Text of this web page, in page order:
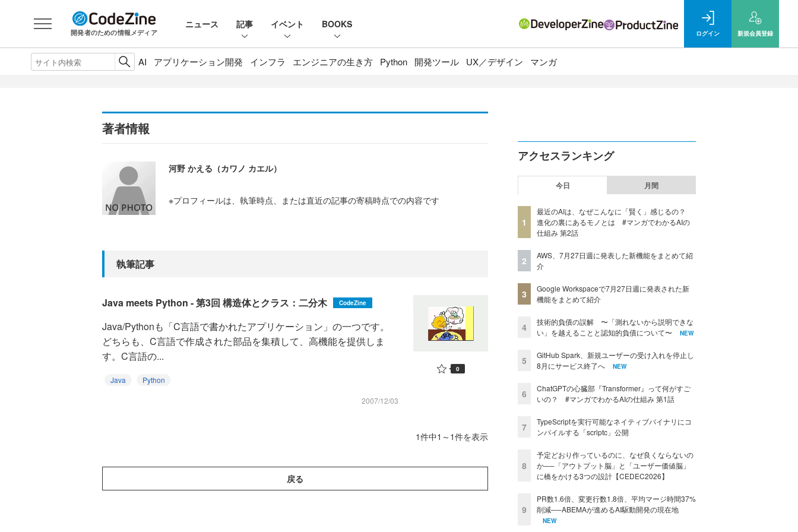
開発者のための情報メディア
ニュース 記事 イベント BOOKS
ログイン 新規会員登録
AI アプリケーション開発 インフラ エンジニアの生き方 Python 開発ツール UX／デザイン マンガ
著者情報
河野 かえる（カワノ カエル）
※プロフィールは、執筆時点、または直近の記事の寄稿時点での内容です
執筆記事
Java meets Python - 第3回 構造体とクラス：二分木 CodeZine
Java/Pythonも「C言語で書かれたアプリケーション」の一つです。
どちらも、C言語で作成された部品を集積して、高機能を提供しま
す。C言語の...
Java Python
2007/12/03
0
1件中1～1件を表示
戻る
アクセスランキング
今日 月間
1
最近のAIは、なぜこんなに「賢く」感じるの？
進化の裏にあるモノとは #マンガでわかるAIの
仕組み 第2話
2
AWS、7月27日週に発表した新機能をまとめて紹
介
3
Google Workspaceで7月27日週に発表された新
機能をまとめて紹介
4
技術的負債の誤解 〜「測れないから説明できな
い」を越えることと認知的負債について〜
NEW
5
GitHub Spark、新規ユーザーの受け入れを停止し
8月にサービス終了へ
NEW
6
ChatGPTの心臓部『Transformer』って何がすご
いの？ #マンガでわかるAIの仕組み 第1話
7
TypeScriptを実行可能なネイティブバイナリにコ
ンパイルする「scriptc」公開
8
予定どおり作っているのに、なぜ良くならないの
か──「アウトプット脳」と「ユーザー価値脳」
に橋をかける3つの設計【CEDEC2026】
9
PR数1.6倍、変更行数1.8倍、平均マージ時間37%
削減──ABEMAが進めるAI駆動開発の現在地
NEW